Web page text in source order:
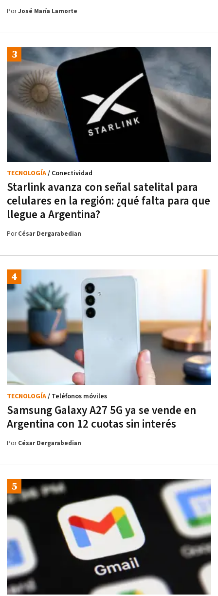
PorJosé María Lamorte
Starlink avanza con señal satelital para
celulares en la región: ¿qué falta para que
llegue a Argentina?
TECNOLOGÍA/ Conectividad
PorCésar Dergarabedian
Samsung Galaxy A27 5G ya se vende en
Argentina con 12 cuotas sin interés
TECNOLOGÍA/ Teléfonos móviles
PorCésar Dergarabedian